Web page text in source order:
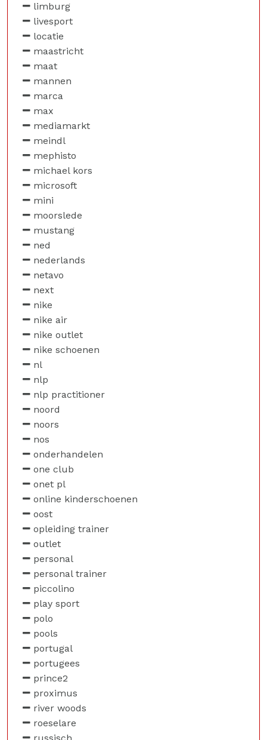
limburg
livesport
locatie
maastricht
maat
mannen
marca
max
mediamarkt
meindl
mephisto
michael kors
microsoft
mini
moorslede
mustang
ned
nederlands
netavo
next
nike
nike air
nike outlet
nike schoenen
nl
nlp
nlp practitioner
noord
noors
nos
onderhandelen
one club
onet pl
online kinderschoenen
oost
opleiding trainer
outlet
personal
personal trainer
piccolino
play sport
polo
pools
portugal
portugees
prince2
proximus
river woods
roeselare